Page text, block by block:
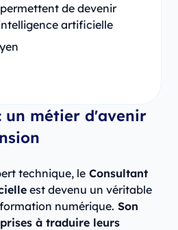
de devenir
artificielle
un métier d'avenir
technique, le Consultant
est devenu un véritable
numérique. Son
à traduire leurs